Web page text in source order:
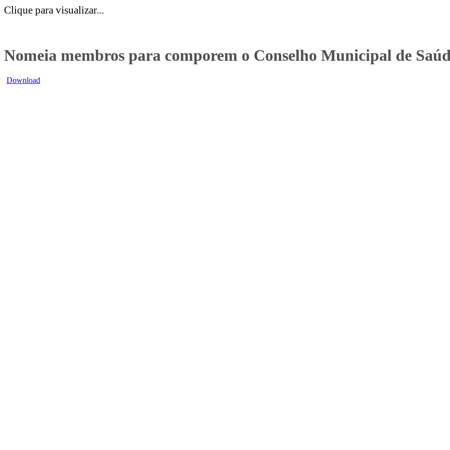
Clique para visualizar...
Nomeia membros para comporem o Conselho Municipal de
Download